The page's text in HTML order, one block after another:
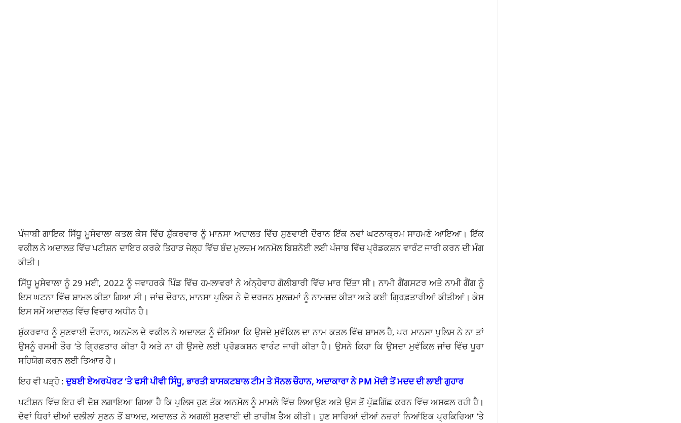
ਪੰਜਾਬੀ ਗਾਇਕ ਸਿੱਧੂ ਮੂਸੇਵਾਲਾ ਕਤਲ ਕੇਸ ਵਿੱਚ ਸ਼ੁੱਕਰਵਾਰ ਨੂੰ ਮਾਨਸਾ ਅਦਾਲਤ ਵਿੱਚ ਸੁਣਵਾਈ ਦੌਰਾਨ ਇੱਕ ਨਵਾਂ ਘਟਨਾਕ੍ਰਮ ਸਾਹਮਣੇ ਆਇਆ। ਇੱਕ
ਵਕੀਲ ਨੇ ਅਦਾਲਤ ਵਿੱਚ ਪਟੀਸ਼ਨ ਦਾਇਰ ਕਰਕੇ ਤਿਹਾੜ ਜੇਲ੍ਹ ਵਿੱਚ ਬੰਦ ਮੁਲਜ਼ਮ ਅਨਮੋਲ ਬਿਸ਼ਨੋਈ ਲਈ ਪੰਜਾਬ ਵਿੱਚ ਪ੍ਰੋਡਕਸ਼ਨ ਵਾਰੰਟ ਜਾਰੀ ਕਰਨ ਦੀ ਮੰਗ
ਕੀਤੀ।
ਸਿੱਧੂ ਮੂਸੇਵਾਲਾ ਨੂੰ 29 ਮਈ, 2022 ਨੂੰ ਜਵਾਹਰਕੇ ਪਿੰਡ ਵਿੱਚ ਹਮਲਾਵਰਾਂ ਨੇ ਅੰਨ੍ਹੇਵਾਹ ਗੋਲੀਬਾਰੀ ਵਿੱਚ ਮਾਰ ਦਿੱਤਾ ਸੀ। ਨਾਮੀ ਗੈਂਗਸਟਰ ਅਤੇ ਨਾਮੀ ਗੈਂਗ ਨੂੰ
ਇਸ ਘਟਨਾ ਵਿੱਚ ਸ਼ਾਮਲ ਕੀਤਾ ਗਿਆ ਸੀ। ਜਾਂਚ ਦੌਰਾਨ, ਮਾਨਸਾ ਪੁਲਿਸ ਨੇ ਦੋ ਦਰਜਨ ਮੁਲਜ਼ਮਾਂ ਨੂੰ ਨਾਮਜ਼ਦ ਕੀਤਾ ਅਤੇ ਕਈ ਗ੍ਰਿਫ਼ਤਾਰੀਆਂ ਕੀਤੀਆਂ। ਕੇਸ
ਇਸ ਸਮੇਂ ਅਦਾਲਤ ਵਿੱਚ ਵਿਚਾਰ ਅਧੀਨ ਹੈ।
ਸ਼ੁੱਕਰਵਾਰ ਨੂੰ ਸੁਣਵਾਈ ਦੌਰਾਨ, ਅਨਮੋਲ ਦੇ ਵਕੀਲ ਨੇ ਅਦਾਲਤ ਨੂੰ ਦੱਸਿਆ ਕਿ ਉਸਦੇ ਮੁਵੱਕਿਲ ਦਾ ਨਾਮ ਕਤਲ ਵਿੱਚ ਸ਼ਾਮਲ ਹੈ, ਪਰ ਮਾਨਸਾ ਪੁਲਿਸ ਨੇ ਨਾ ਤਾਂ
ਉਸਨੂੰ ਰਸਮੀ ਤੌਰ ‘ਤੇ ਗ੍ਰਿਫ਼ਤਾਰ ਕੀਤਾ ਹੈ ਅਤੇ ਨਾ ਹੀ ਉਸਦੇ ਲਈ ਪ੍ਰੋਡਕਸ਼ਨ ਵਾਰੰਟ ਜਾਰੀ ਕੀਤਾ ਹੈ। ਉਸਨੇ ਕਿਹਾ ਕਿ ਉਸਦਾ ਮੁਵੱਕਿਲ ਜਾਂਚ ਵਿੱਚ ਪੂਰਾ
ਸਹਿਯੋਗ ਕਰਨ ਲਈ ਤਿਆਰ ਹੈ।
ਇਹ ਵੀ ਪੜ੍ਹੋ :ਦੁਬਈ ਏਅਰਪੋਰਟ ‘ਤੇ ਫਸੀ ਪੀਵੀ ਸਿੰਧੂ, ਭਾਰਤੀ ਬਾਸਕਟਬਾਲ ਟੀਮ ਤੇ ਸੋਨਲ ਚੌਹਾਨ, ਅਦਾਕਾਰਾ ਨੇ PM ਮੋਦੀ ਤੋਂ ਮਦਦ ਦੀ ਲਾਈ ਗੁਹਾਰ
ਪਟੀਸ਼ਨ ਵਿੱਚ ਇਹ ਵੀ ਦੋਸ਼ ਲਗਾਇਆ ਗਿਆ ਹੈ ਕਿ ਪੁਲਿਸ ਹੁਣ ਤੱਕ ਅਨਮੋਲ ਨੂੰ ਮਾਮਲੇ ਵਿੱਚ ਲਿਆਉਣ ਅਤੇ ਉਸ ਤੋਂ ਪੁੱਛਗਿੱਛ ਕਰਨ ਵਿੱਚ ਅਸਫਲ ਰਹੀ ਹੈ।
ਦੋਵਾਂ ਧਿਰਾਂ ਦੀਆਂ ਦਲੀਲਾਂ ਸੁਣਨ ਤੋਂ ਬਾਅਦ, ਅਦਾਲਤ ਨੇ ਅਗਲੀ ਸੁਣਵਾਈ ਦੀ ਤਾਰੀਖ਼ ਤੈਅ ਕੀਤੀ। ਹੁਣ ਸਾਰਿਆਂ ਦੀਆਂ ਨਜ਼ਰਾਂ ਨਿਆਂਇਕ ਪ੍ਰਕਿਰਿਆ ‘ਤੇ